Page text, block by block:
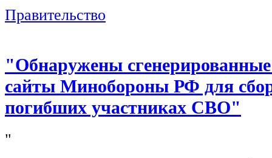
Правительство
"Обнаружены
сайты Минобороны РФ для
погибших участниках СВО"
"